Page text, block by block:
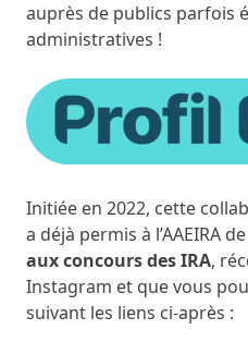
auprès de publics parfois
administratives !
Initiée en 2022, cette
a déjà permis à l’AAEIRA
aux concours des IRA,
Instagram et que vous
suivant les liens ci-après :